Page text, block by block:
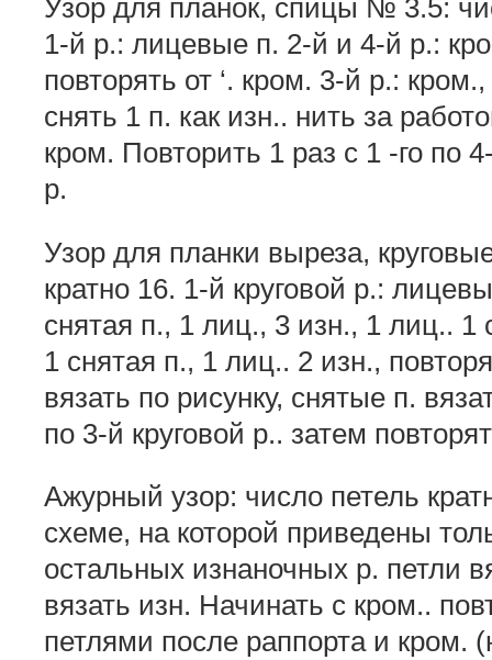
Узор для планок, спицы № 3.5:
1-й р.: лицевые п. 2-й и 4-й р.:
повторять от ‘. кром. 3-й р.:
снять 1 п. как изн.. нить за
кром. Повторить 1 раз с 1 -го по
р.
Узор для планки выреза,
кратно 16. 1-й круговой р.:
снятая п., 1 лиц., 3 изн., 1 лиц..
1 снятая п., 1 лиц.. 2 изн.,
вязать по рисунку, снятые п.
по 3-й круговой р.. затем
Ажурный узор: число петель
схеме, на которой приведены
остальных изнаночных р. петли
вязать изн. Начинать с кром..
петлями после раппорта и кром.